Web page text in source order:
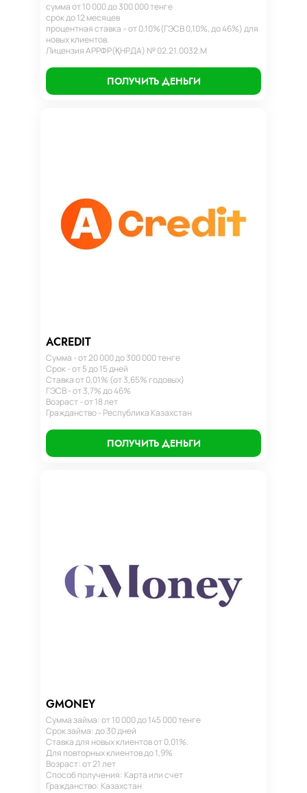
сумма от 10 000 до 300 000 тенге
срок до 12 месяцев
процентная ставка – от 0,10%(ГЭСВ 0,10%, до 46%) для
новых клиентов.
Лицензия АРРФР(ҚНРДА) № 02.21.0032.М
ПОЛУЧИТЬ ДЕНЬГИ
ACREDIT
Сумма - от 20 000 до 300 000 тенге
Срок - от 5 до 15 дней
Ставка от 0,01% (от 3,65% годовых)
ГЭСВ - от 3,7% до 46%
Возраст - от 18 лет
Гражданство - Республика Казахстан
ПОЛУЧИТЬ ДЕНЬГИ
GMONEY
Сумма займа: от 10 000 до 145 000 тенге
Срок займа: до 30 дней
Ставка для новых клиентов от 0,01%.
Для повторных клиентов до 1,9%
Возраст: от 21 лет
Способ получения: Карта или счет
Гражданство: Казахстан